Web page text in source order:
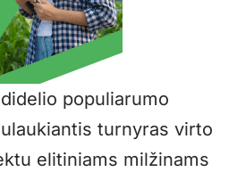
populiarumo
turnyras virto
elitiniams milžinams